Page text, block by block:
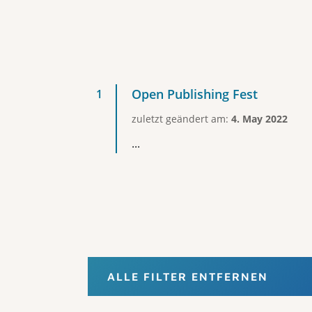
Open Publishing Fest
zuletzt geändert am: 4. May 2022
...
ALLE FILTER ENTFERNEN